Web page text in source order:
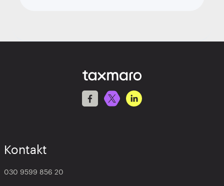
Kontakt
030 9599 856 20